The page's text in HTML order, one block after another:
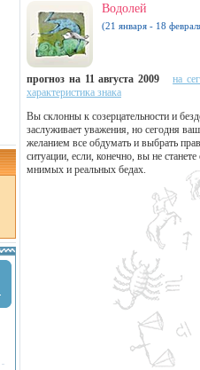
Водолей
(21 января - 18
прогноз на 11 августа 2009
на
характеристика знака
Вы склонны к созерцательности и
заслуживает уважения, но сегодня
желанием все обдумать и выбрать
ситуации, если, конечно, вы не
мнимых и реальных бедах.